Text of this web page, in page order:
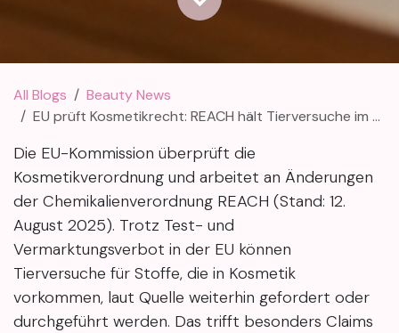
All Blogs
Beauty News
EU prüft Kosmetikrecht: REACH hält Tierversuche im Spiel
Die EU-Kommission überprüft die
Kosmetikverordnung und arbeitet an Änderungen
der Chemikalienverordnung REACH (Stand: 12.
August 2025). Trotz Test- und
Vermarktungsverbot in der EU können
Tierversuche für Stoffe, die in Kosmetik
vorkommen, laut Quelle weiterhin gefordert oder
durchgeführt werden. Das trifft besonders Claims